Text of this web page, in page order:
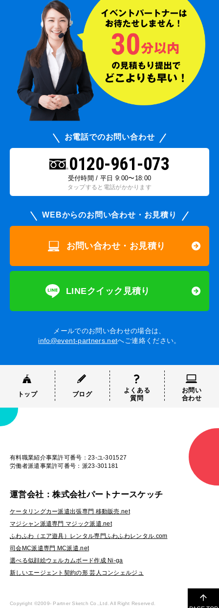
お電話でのお問い合わせ
0120-961-073
受付時間 / 平日 9:00〜18:00
タップすると電話がかかります
WEBからのお問い合わせ・お見積り
お問い合わせ・お見積り
LINEクイック見積り
メールでのお問い合わせの場合は、
info@event-partners.netへご連絡ください。
トップ ブログ
よくある
質問
お問い
合わせ
有料職業紹介事業許可番号：23-ユ-301527
労働者派遣事業許可番号：派23-301181
運営会社：株式会社パートナースケッチ
ケータリングカー派遣出張専門 移動販売.net
マジシャン派遣専門 マジック派遣.net
ふわふわ（エア遊具）レンタル専門ふわふわレンタル.com
司会MC派遣専門 MC派遣.net
選べる似顔絵ウェルカムボード作成 Ni-ga
新しいエージェント契約の形 芸人コンシェルジュ
Copyright ©2009- Partner Sketch Co.,Ltd. All Right Reserved.